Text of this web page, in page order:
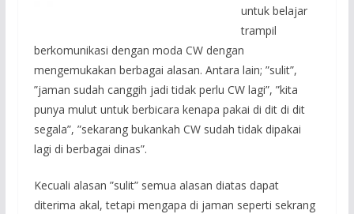
untuk belajar
trampil
berkomunikasi dengan moda CW dengan
mengemukakan berbagai alasan. Antara lain; ”sulit”,
”jaman sudah canggih jadi tidak perlu CW lagi”, ”kita
punya mulut untuk berbicara kenapa pakai di dit di dit
segala”, ”sekarang bukankah CW sudah tidak dipakai
lagi di berbagai dinas”.
Kecuali alasan ”sulit” semua alasan diatas dapat
diterima akal, tetapi mengapa di jaman seperti sekrang